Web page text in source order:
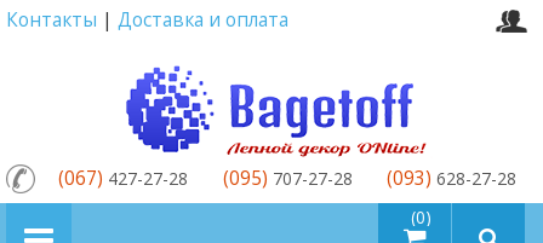
Контакты | Доставка и оплата
товаров (0)
(067) 427-27-28 (095) 707-27-28 (093) 628-27-28